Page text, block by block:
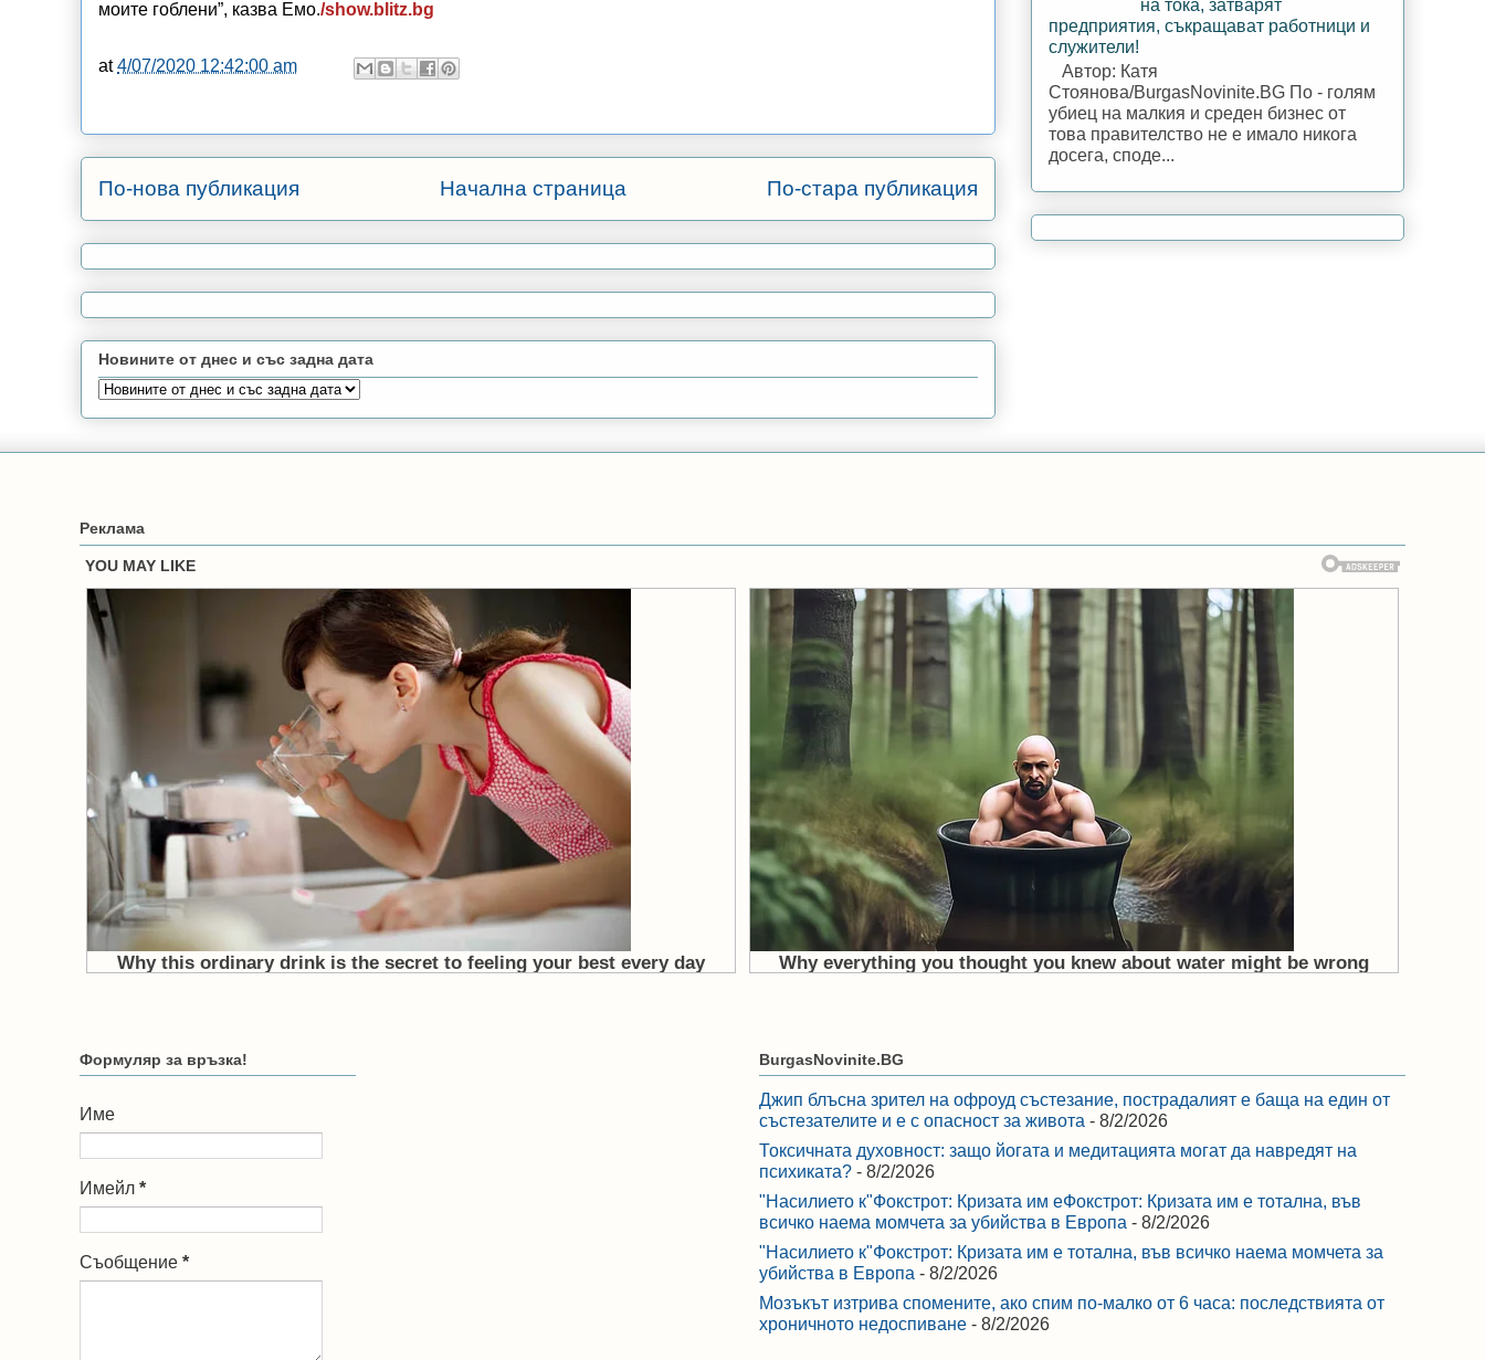
моите гоблени”, казва Емо./show.blitz.bg
at4/07/2020 12:42:00 am
По-нова публикация По-стара публикация
Начална страница
Новините от днес и със задна дата
на тока, затварят
предприятия, съкращават работници и
служители!
Автор: Катя
Стоянова/BurgasNovinite.BG По - голям
убиец на малкия и среден бизнес от
това правителство не е имало никога
досега, споде...
Реклама
Формуляр за връзка!
Име
Имейл *
Съобщение *
BurgasNovinite.BG
Джип блъсна зрител на офроуд състезание, пострадалият е баща на един от
състезателите и е с опасност за живота - 8/2/2026
Токсичната духовност: защо йогата и медитацията могат да навредят на
психиката? - 8/2/2026
"Насилието к"Фокстрот: Кризата им еФокстрот: Кризата им е тотална, във
всичко наема момчета за убийства в Европа - 8/2/2026
"Насилието к"Фокстрот: Кризата им е тотална, във всичко наема момчета за
убийства в Европа - 8/2/2026
Мозъкът изтрива спомените, ако спим по-малко от 6 часа: последствията от
хроничното недоспиване - 8/2/2026